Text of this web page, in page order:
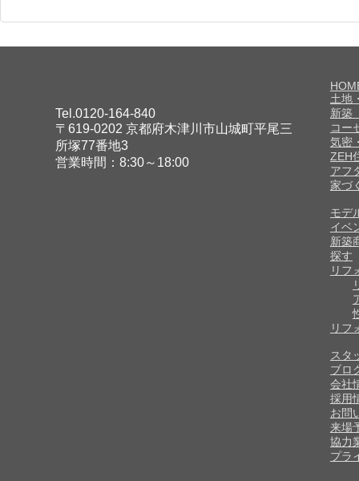
Tel.0120-164-840
〒619-0202 京都府木津川市山城町平尾三
所塚77番地3
営業時間：8:30～18:00
土地
新築
コー
気密
ZEH
アフ
家づ
モデ
イベ
新築
探す
リフ
リフ
スタ
ブロ
会社
採用
お問
来場
協力
プラ